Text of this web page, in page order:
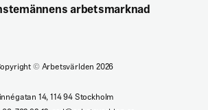
arbetsmarknad
©Arbetsvärlden 2026
14, 114 94 Stockholm